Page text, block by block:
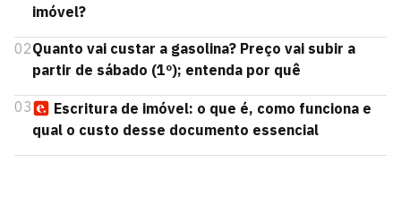
imóvel?
02Quanto vai custar a gasolina? Preço vai subir a
partir de sábado (1º); entenda por quê
03
Escritura de imóvel: o que é, como funciona e
qual o custo desse documento essencial